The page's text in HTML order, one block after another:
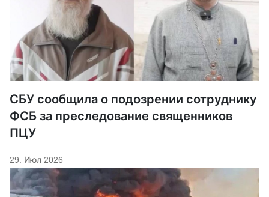
СБУ сообщила о подозрении сотруднику
ФСБ за преследование священников
ПЦУ
29. Июл 2026